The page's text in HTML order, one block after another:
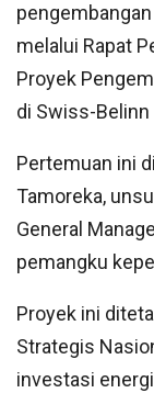
melalui Rapat
Proyek
di Swiss-
Pertemuan ini
Tamoreka,
General
pemangku
Proyek ini
Strategis
investasi